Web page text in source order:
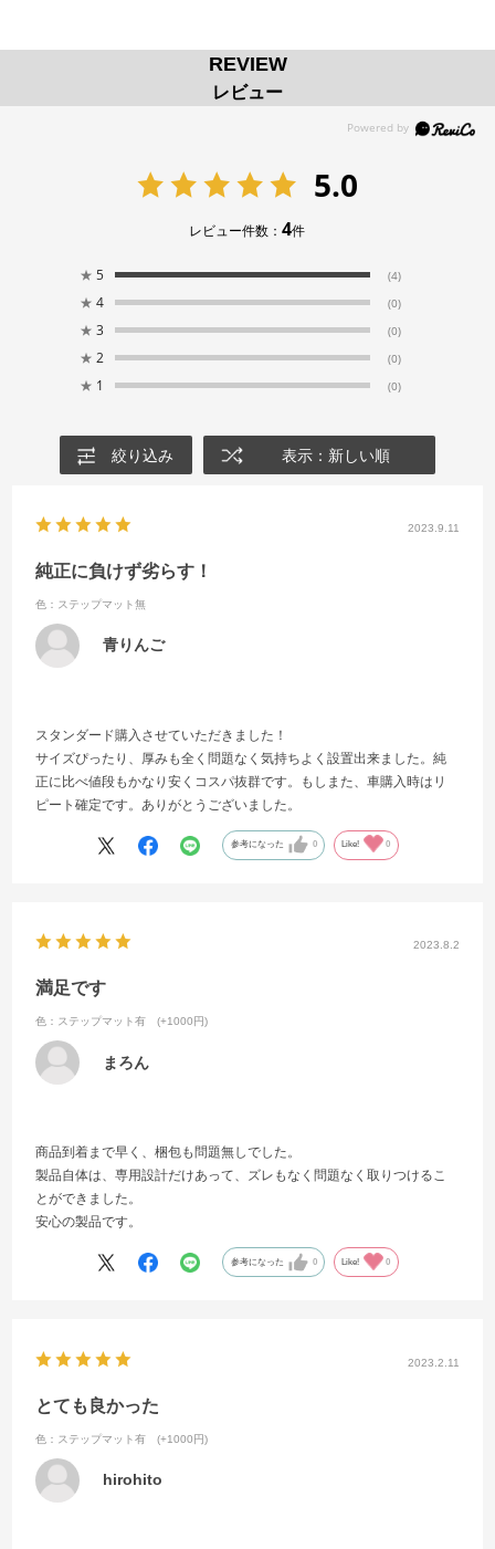
REVIEW
レビュー
5.0
レビュー件数：4件
★ 5 (4)
★ 4 (0)
★ 3 (0)
★ 2 (0)
★ 1 (0)
絞り込み 表示：新しい順
2023.9.11
純正に負けず劣らす！
色：ステップマット無
青りんご
スタンダード購入させていただきました！
サイズぴったり、厚みも全く問題なく気持ちよく設置出来ました。純
正に比べ値段もかなり安くコスパ抜群です。もしまた、車購入時はリ
ピート確定です。ありがとうございました。
参考になった 0 Like! 0
2023.8.2
満足です
色：ステップマット有 (+1000円)
まろん
商品到着まで早く、梱包も問題無しでした。
製品自体は、専用設計だけあって、ズレもなく問題なく取りつけるこ
とができました。
安心の製品です。
参考になった 0 Like! 0
2023.2.11
とても良かった
色：ステップマット有 (+1000円)
hirohito